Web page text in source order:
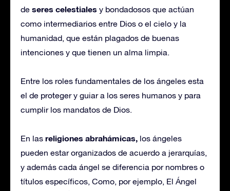
de seres celestiales y bondadosos que actúan
como intermediarios entre Dios o el cielo y la
humanidad, que están plagados de buenas
intenciones y que tienen un alma limpia.
Entre los roles fundamentales de los ángeles esta
el de proteger y guiar a los seres humanos y para
cumplir los mandatos de Dios.
En las religiones abrahámicas, los ángeles
pueden estar organizados de acuerdo a jerarquías,
y además cada ángel se diferencia por nombres o
títulos específicos, Como, por ejemplo, El Ángel